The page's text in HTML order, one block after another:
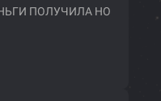
ПОЛУЧИЛА НО